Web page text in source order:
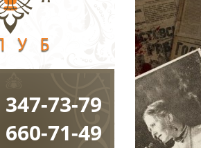
347-73-79
660-71-49